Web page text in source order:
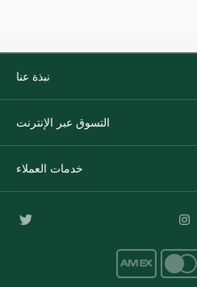
نبذة عنا
التسوق عبر الإنترنت
خدمات العملاء